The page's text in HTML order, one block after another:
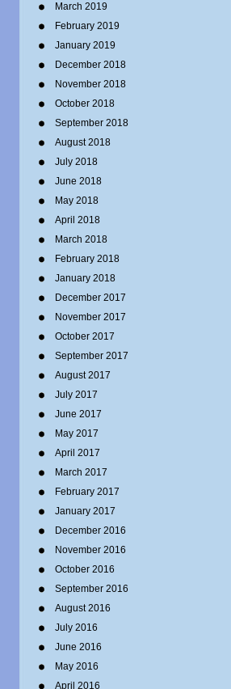
March 2019
February 2019
January 2019
December 2018
November 2018
October 2018
September 2018
August 2018
July 2018
June 2018
May 2018
April 2018
March 2018
February 2018
January 2018
December 2017
November 2017
October 2017
September 2017
August 2017
July 2017
June 2017
May 2017
April 2017
March 2017
February 2017
January 2017
December 2016
November 2016
October 2016
September 2016
August 2016
July 2016
June 2016
May 2016
April 2016